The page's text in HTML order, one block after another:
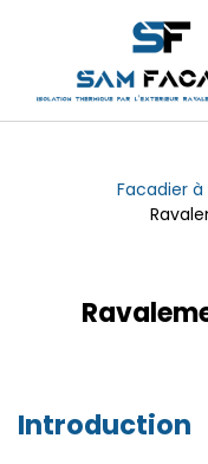
Facadier
Introduction